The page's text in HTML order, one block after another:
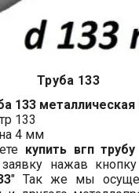
Труба 133
133 металлическая
133
4 мм
купить вгп
заявку нажав
" Так же мы